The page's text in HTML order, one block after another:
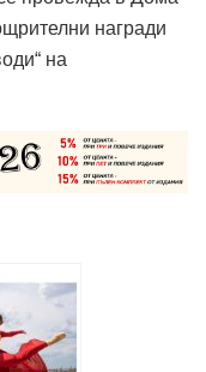
награди
на